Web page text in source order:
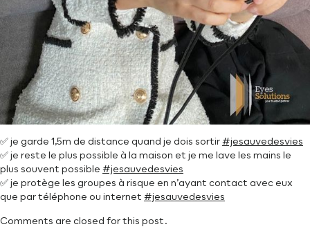
✅ je garde 1,5m de distance quand je dois sortir #jesauvedesvies
✅ je reste le plus possible à la maison et je me lave les mains le
plus souvent possible #jesauvedesvies
✅ je protège les groupes à risque en n’ayant contact avec eux
que par téléphone ou internet #jesauvedesvies
Comments are closed for this post.